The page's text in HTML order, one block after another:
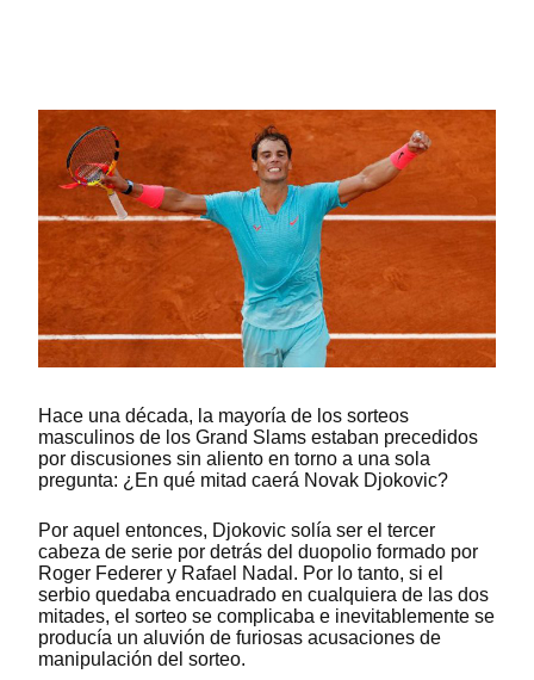
Hace una década, la mayoría de los sorteos
masculinos de los Grand Slams estaban precedidos
por discusiones sin aliento en torno a una sola
pregunta: ¿En qué mitad caerá Novak Djokovic?
Por aquel entonces, Djokovic solía ser el tercer
cabeza de serie por detrás del duopolio formado por
Roger Federer y Rafael Nadal. Por lo tanto, si el
serbio quedaba encuadrado en cualquiera de las dos
mitades, el sorteo se complicaba e inevitablemente se
producía un aluvión de furiosas acusaciones de
manipulación del sorteo.